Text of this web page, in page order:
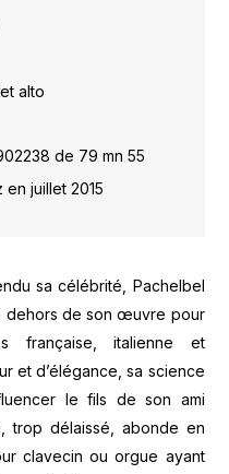
alto
de 79 mn 55
en juillet 2015
sa célébrité, Pachelbel
dehors de son œuvre pour
française, italienne et
et d’élégance, sa science
le fils de son ami
trop délaissé, abonde en
clavecin ou orgue ayant